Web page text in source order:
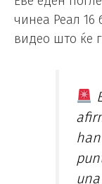
чинеа Реал 16
видео што ќе